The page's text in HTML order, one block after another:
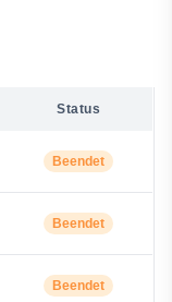
Status
Beendet
Beendet
Beendet